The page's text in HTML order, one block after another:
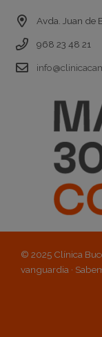
Avda. Juan de
968 23 48 21
© 2025 Clínica
vanguardia ·